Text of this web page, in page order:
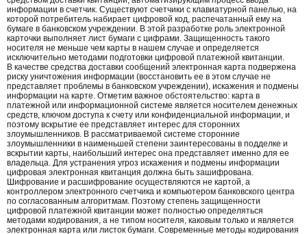
информации в счетчик. Существуют счетчики с клавиатурной панелью, на
которой потребитель набирает цифровой код, распечатанный ему на
бумаге в банковском учреждении. В этой разработке роль электронной
карточки выполняет лист бумаги с цифрами. Защищенность такого
носителя не меньше чем карты в нашем случае и определяется
исключительно методами подготовки цифровой платежной квитанции.
В качестве средства доставки сообщений электронная карта подвержена
риску уничтожения информации (восстановить ее в этом случае не
представляет проблемы в банковском учреждении), искажения и подмены
информации на карте. Отметим важное обстоятельство: карта в
платежной или информационной системе является носителем денежных
средств, ключом доступа к счету или конфиденциальной информации, и
поэтому вскрытие ее представляет интерес для сторонних
злоумышленников. В рассматриваемой системе сторонние
злоумышленники в наименьшей степени заинтересованы в подделке и
вскрытии карты, наибольший интерес она представляет именно для ее
владельца. Для устранения угроз искажения и подмены информации
цифровая электронная квитанция должна быть зашифрована.
Шифрование и расшифрование осуществляются не картой, а
контроллером электронного счетчика и компьютером банковского центра
по согласованным алгоритмам. Поэтому степень защищенности
цифровой платежной квитанции может полностью определяться
методами кодирования, а не типом носителя, каковым только и является
электронная карта или листок бумаги. Современные методы кодирования